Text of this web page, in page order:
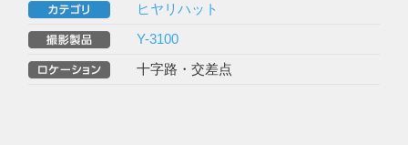
ヒヤリハット
Y-3100
十字路・交差点